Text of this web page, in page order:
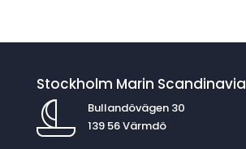
Stockholm Marin Scandinavia
Bullandövägen 30
139 56 Värmdö